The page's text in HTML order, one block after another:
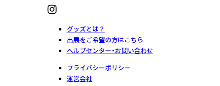
グッズとは？
出展をご希望の方はこちら
ヘルプセンター・お問い合わせ
プライバシーポリシー
運営会社